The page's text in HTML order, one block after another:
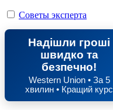
Советы эксперта
Надішли гроші
швидко та
безпечно!
Western Union • За 5
хвилин • Кращий курс